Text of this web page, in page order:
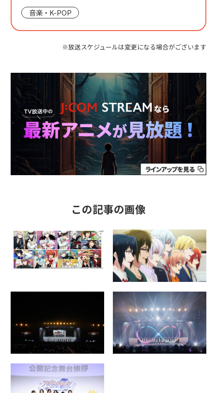
音楽・K-POP
※放送スケジュールは変更になる場合がございます
この記事の画像